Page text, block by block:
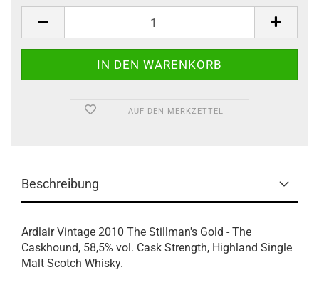
AUF DEN MERKZETTEL
Beschreibung
Ardlair Vintage 2010 The Stillman's Gold - The
Caskhound, 58,5% vol. Cask Strength, Highland Single
Malt Scotch Whisky.